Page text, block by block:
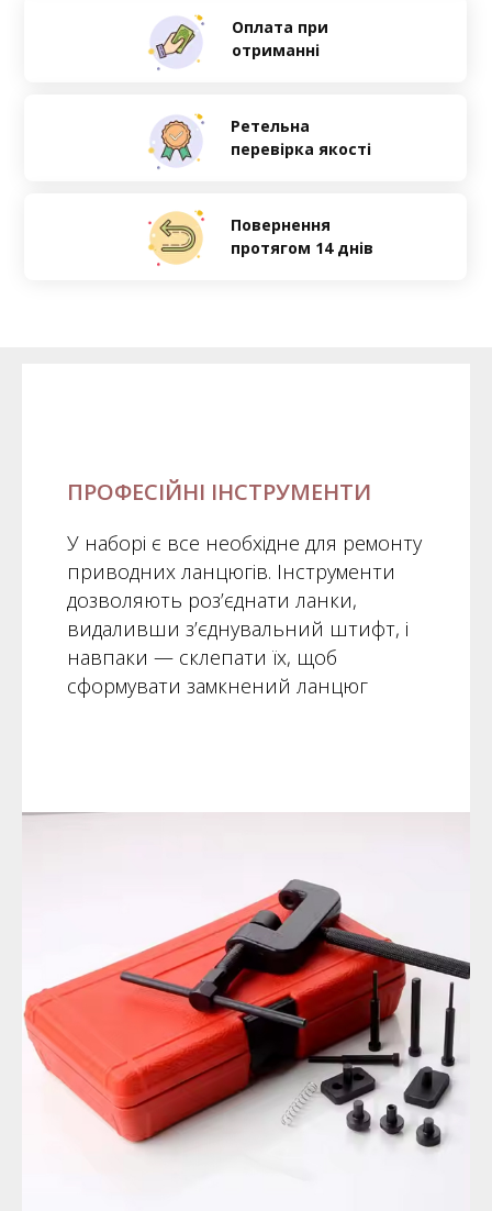
Оплата при
отриманні
Ретельна
перевірка якості
Повернення
протягом 14 днів
ПРОФЕСІЙНІ ІНСТРУМЕНТИ
У наборі є все необхідне для ремонту
приводних ланцюгів. Інструменти
дозволяють роз’єднати ланки,
видаливши з’єднувальний штифт, і
навпаки — склепати їх, щоб
сформувати замкнений ланцюг